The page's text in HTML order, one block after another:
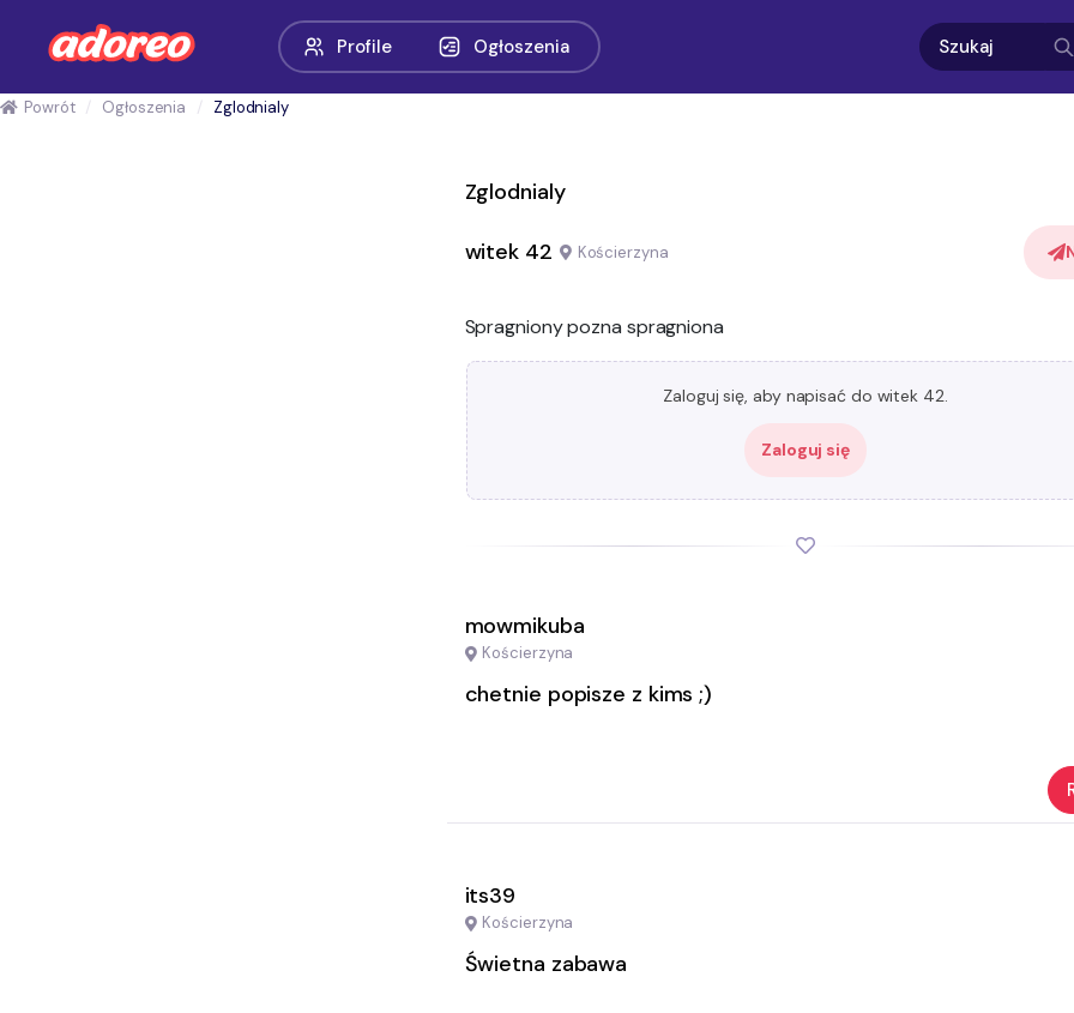
Profile Ogłoszenia
Powrót Ogłoszenia Zglodnialy
Zglodnialy
witek 42 Kościerzyna
Spragniony pozna spragniona
Zaloguj się, aby napisać do witek 42.
Zaloguj się
mowmikuba
Kościerzyna
chetnie popisze z kims ;)
its39
Kościerzyna
Świetna zabawa